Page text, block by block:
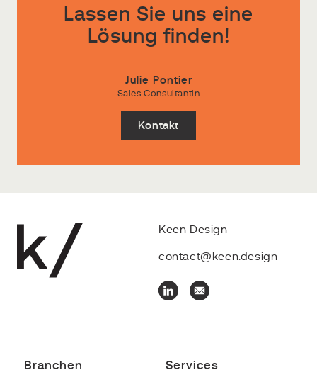
Lassen Sie uns eine
Lösung finden!
Julie Pontier
Sales Consultantin
Kontakt
Keen Design
contact@keen.design
Branchen Services